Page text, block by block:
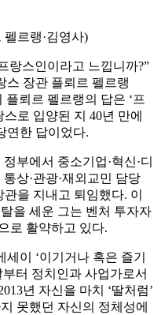
펠르랭·김영사)
랑스인이라고 느낍니까?”
스 장관 플뢰르 펠르랭
플뢰르 펠르랭의 답은 ‘프
로 입양된 지 40년 만에
연한 답이었다.
부에서 중소기업·혁신·디
상·관광·재외교민 담당
을 지내고 퇴임했다. 이
을 세운 그는 벤처 투자자
로 활약하고 있다.
이 ‘이기거나 혹은 즐기
부터 정치인과 사업가로서
년 자신을 마치 ‘딸처럼’
못했던 자신의 정체성에